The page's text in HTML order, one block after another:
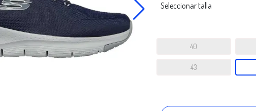
Seleccionar talla
40
43